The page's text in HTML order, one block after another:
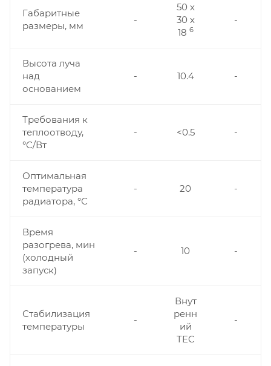
Габаритные
размеры, мм
-
50 х
30 х
18 6
-
Высота луча
над
основанием
- 10.4 -
Требования к
теплоотводу,
°C/Вт
- <0.5 -
Оптимальная
температура
радиатора, °С
- 20 -
Время
разогрева, мин
(холодный
запуск)
- 10 -
Стабилизация
температуры
-
Внут
ренн
ий
TEC
-